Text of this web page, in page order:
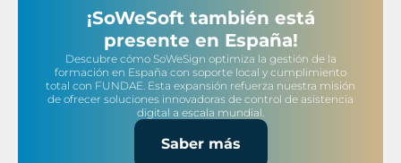
¡SoWeSoft también está
presente en España!
Descubre cómo SoWeSign optimiza la gestión de la
formación en España con soporte local y cumplimiento
total con FUNDAE. Esta expansión refuerza nuestra misión
de ofrecer soluciones innovadoras de control de asistencia
digital a escala mundial.
Saber más